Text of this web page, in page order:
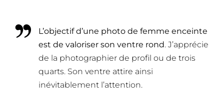
L’objectif d’une photo de femme enceinte
est de valoriser son ventre rond. J’apprécie
de la photographier de profil ou de trois
quarts. Son ventre attire ainsi
inévitablement l’attention.